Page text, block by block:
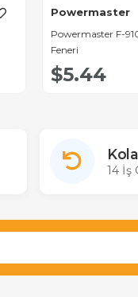
Powermaster
Powermaster F-
Feneri
$5.44
14 İş